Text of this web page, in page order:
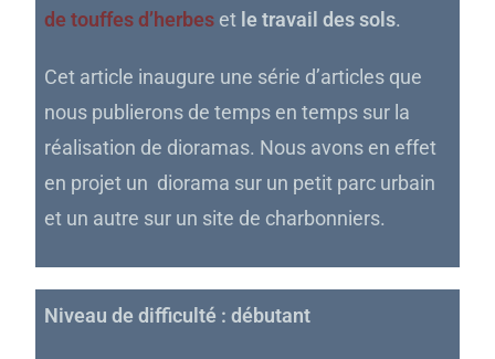
de touffes d’herbes et le travail des sols.
Cet article inaugure une série d’articles que
nous publierons de temps en temps sur la
réalisation de dioramas. Nous avons en effet
en projet un diorama sur un petit parc urbain
et un autre sur un site de charbonniers.
Niveau de difficulté : débutant